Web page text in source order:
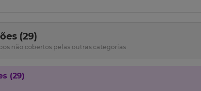
(29)
não cobertos pelas outras categorias
(29)